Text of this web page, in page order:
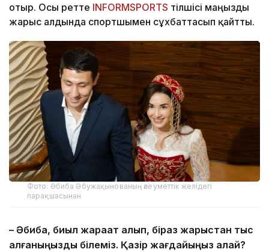
отыр. Осы ретте INFORMSPORTS тілшісі маңызды
жарыс алдында спортшымен сұхбаттасып қайтты.
Фото: Әбиба Әбужақынованың әлеуметтік желідегі
парақшасынан
– Әбиба, биыл жарақат алып, біраз жарыстан тыс
қалғаныңызды білеміз. Қазір жағдайыңыз қалай?